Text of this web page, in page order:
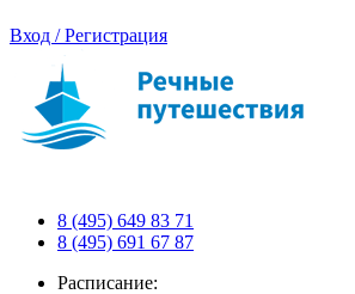
Вход / Регистрация
8 (495) 649 83 71
8 (495) 691 67 87
Расписание: